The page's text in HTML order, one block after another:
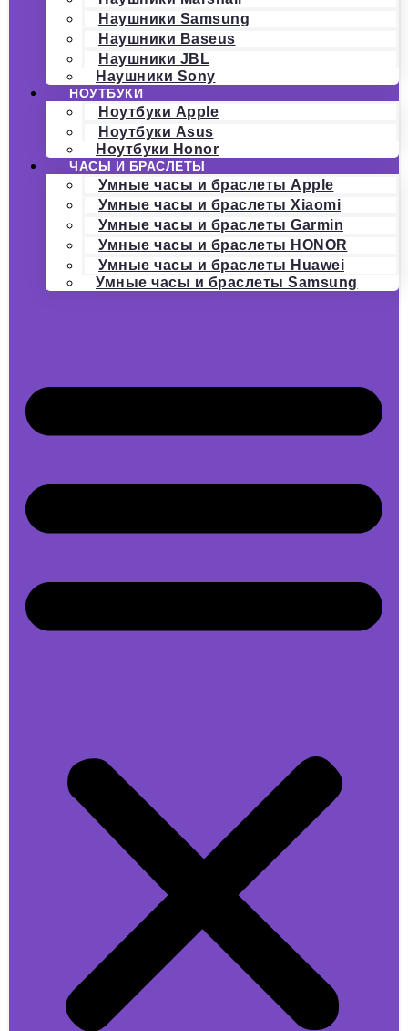
Наушники Samsung
Наушники Baseus
Наушники JBL
Наушники Sony
НОУТБУКИ
Ноутбуки Apple
Ноутбуки Asus
Ноутбуки Honor
ЧАСЫ И БРАСЛЕТЫ
Умные часы и браслеты Apple
Умные часы и браслеты Xiaomi
Умные часы и браслеты Garmin
Умные часы и браслеты HONOR
Умные часы и браслеты Huawei
Умные часы и браслеты Samsung